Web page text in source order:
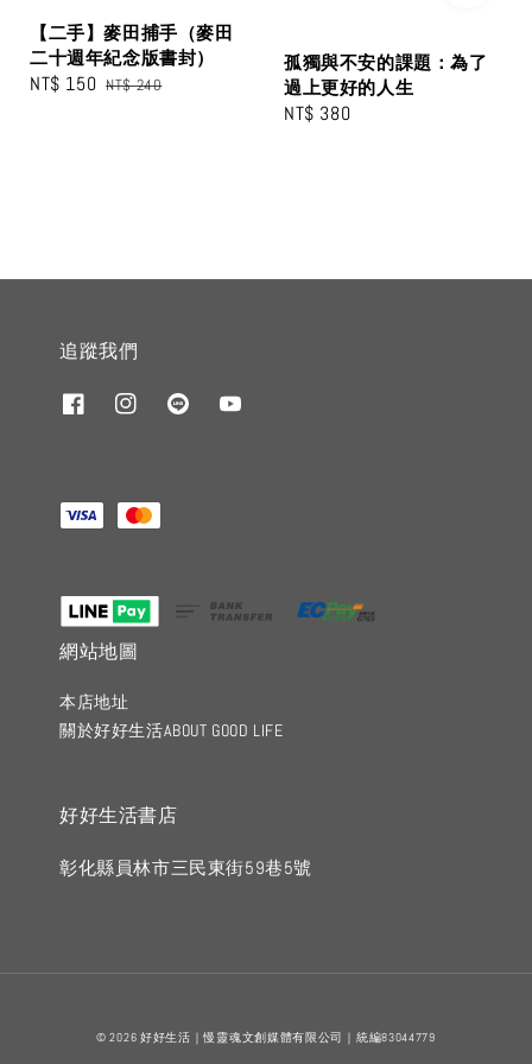
【二手】麥田捕手（麥田
二十週年紀念版書封）
Sale
NT$ 150 Regular
NT$ 240
孤獨與不安的課題：為了
過上更好的人生
Regular
NT$ 380
追蹤我們
網站地圖
本店地址
關於好好生活ABOUT GOOD LIFE
好好生活書店
彰化縣員林市三民東街59巷5號
© 2026 好好生活｜慢靈魂文創媒體有限公司｜統編83044779